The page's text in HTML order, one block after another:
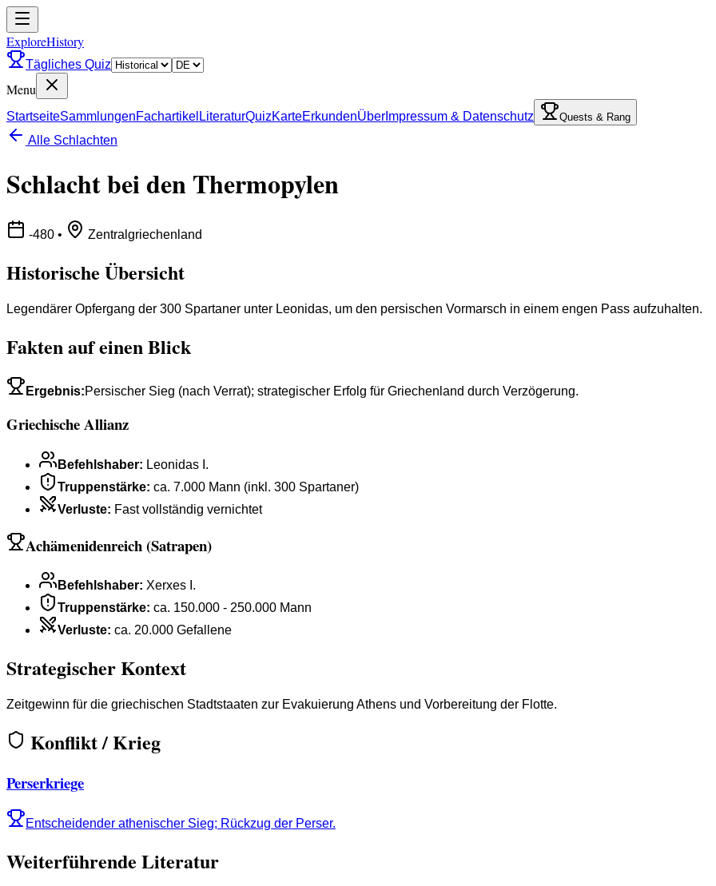
ExploreHistory
Tägliches Quiz
Menu
StartseiteSammlungenFachartikel LiteraturQuizKarteErkundenÜber Impressum & Datenschutz Quests & Rang
Alle Schlachten
Schlacht bei den Thermopylen
-480 • Zentralgriechenland
Historische Übersicht
Legendärer Opfergang der 300 Spartaner unter Leonidas, um den persischen Vormarsch in einem engen Pass aufzuhalten.
Fakten auf einen Blick
Ergebnis:Persischer Sieg (nach Verrat); strategischer Erfolg für Griechenland durch Verzögerung.
Griechische Allianz
Befehlshaber: Leonidas I.
Truppenstärke: ca. 7.000 Mann (inkl. 300 Spartaner)
Verluste: Fast vollständig vernichtet
Achämenidenreich (Satrapen)
Befehlshaber: Xerxes I.
Truppenstärke: ca. 150.000 - 250.000 Mann
Verluste: ca. 20.000 Gefallene
Strategischer Kontext
Zeitgewinn für die griechischen Stadtstaaten zur Evakuierung Athens und Vorbereitung der Flotte.
Konflikt / Krieg
Perserkriege
Entscheidender athenischer Sieg; Rückzug der Perser.
Weiterführende Literatur